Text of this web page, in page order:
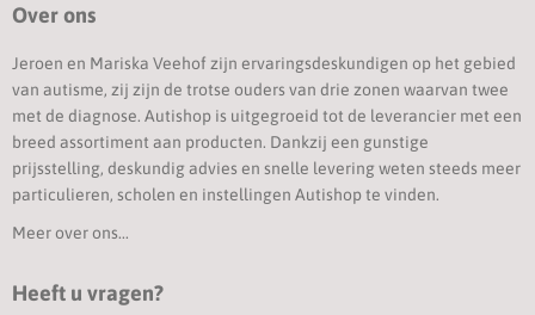
Over ons
Jeroen en Mariska Veehof zijn ervaringsdeskundigen op het gebied
van autisme, zij zijn de trotse ouders van drie zonen waarvan twee
met de diagnose. Autishop is uitgegroeid tot de leverancier met een
breed assortiment aan producten. Dankzij een gunstige
prijsstelling, deskundig advies en snelle levering weten steeds meer
particulieren, scholen en instellingen Autishop te vinden.
Meer over ons...
Heeft u vragen?